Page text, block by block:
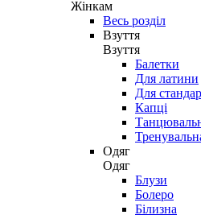
Жінкам
Весь розділ
Взуття
Взуття
Балетки
Для латини
Для
Капці
Одяг
Одяг
Блузи
Болеро
Білизна